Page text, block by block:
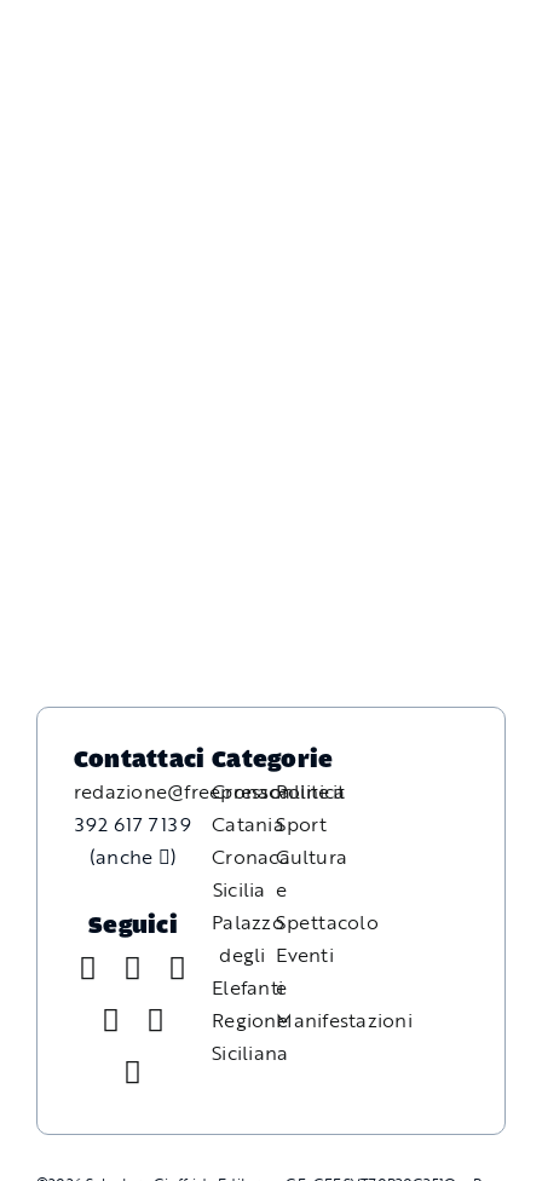
Contattaci
redazione@freepressonline.it
392 617 7139
(anche
)
Seguici
Categorie
Cronaca
Catania
Cronaca
Sicilia
Palazzo
degli
Elefanti
Regione
Siciliana
Politica
Sport
Cultura
e
Spettacolo
Eventi
e
Manifestazioni